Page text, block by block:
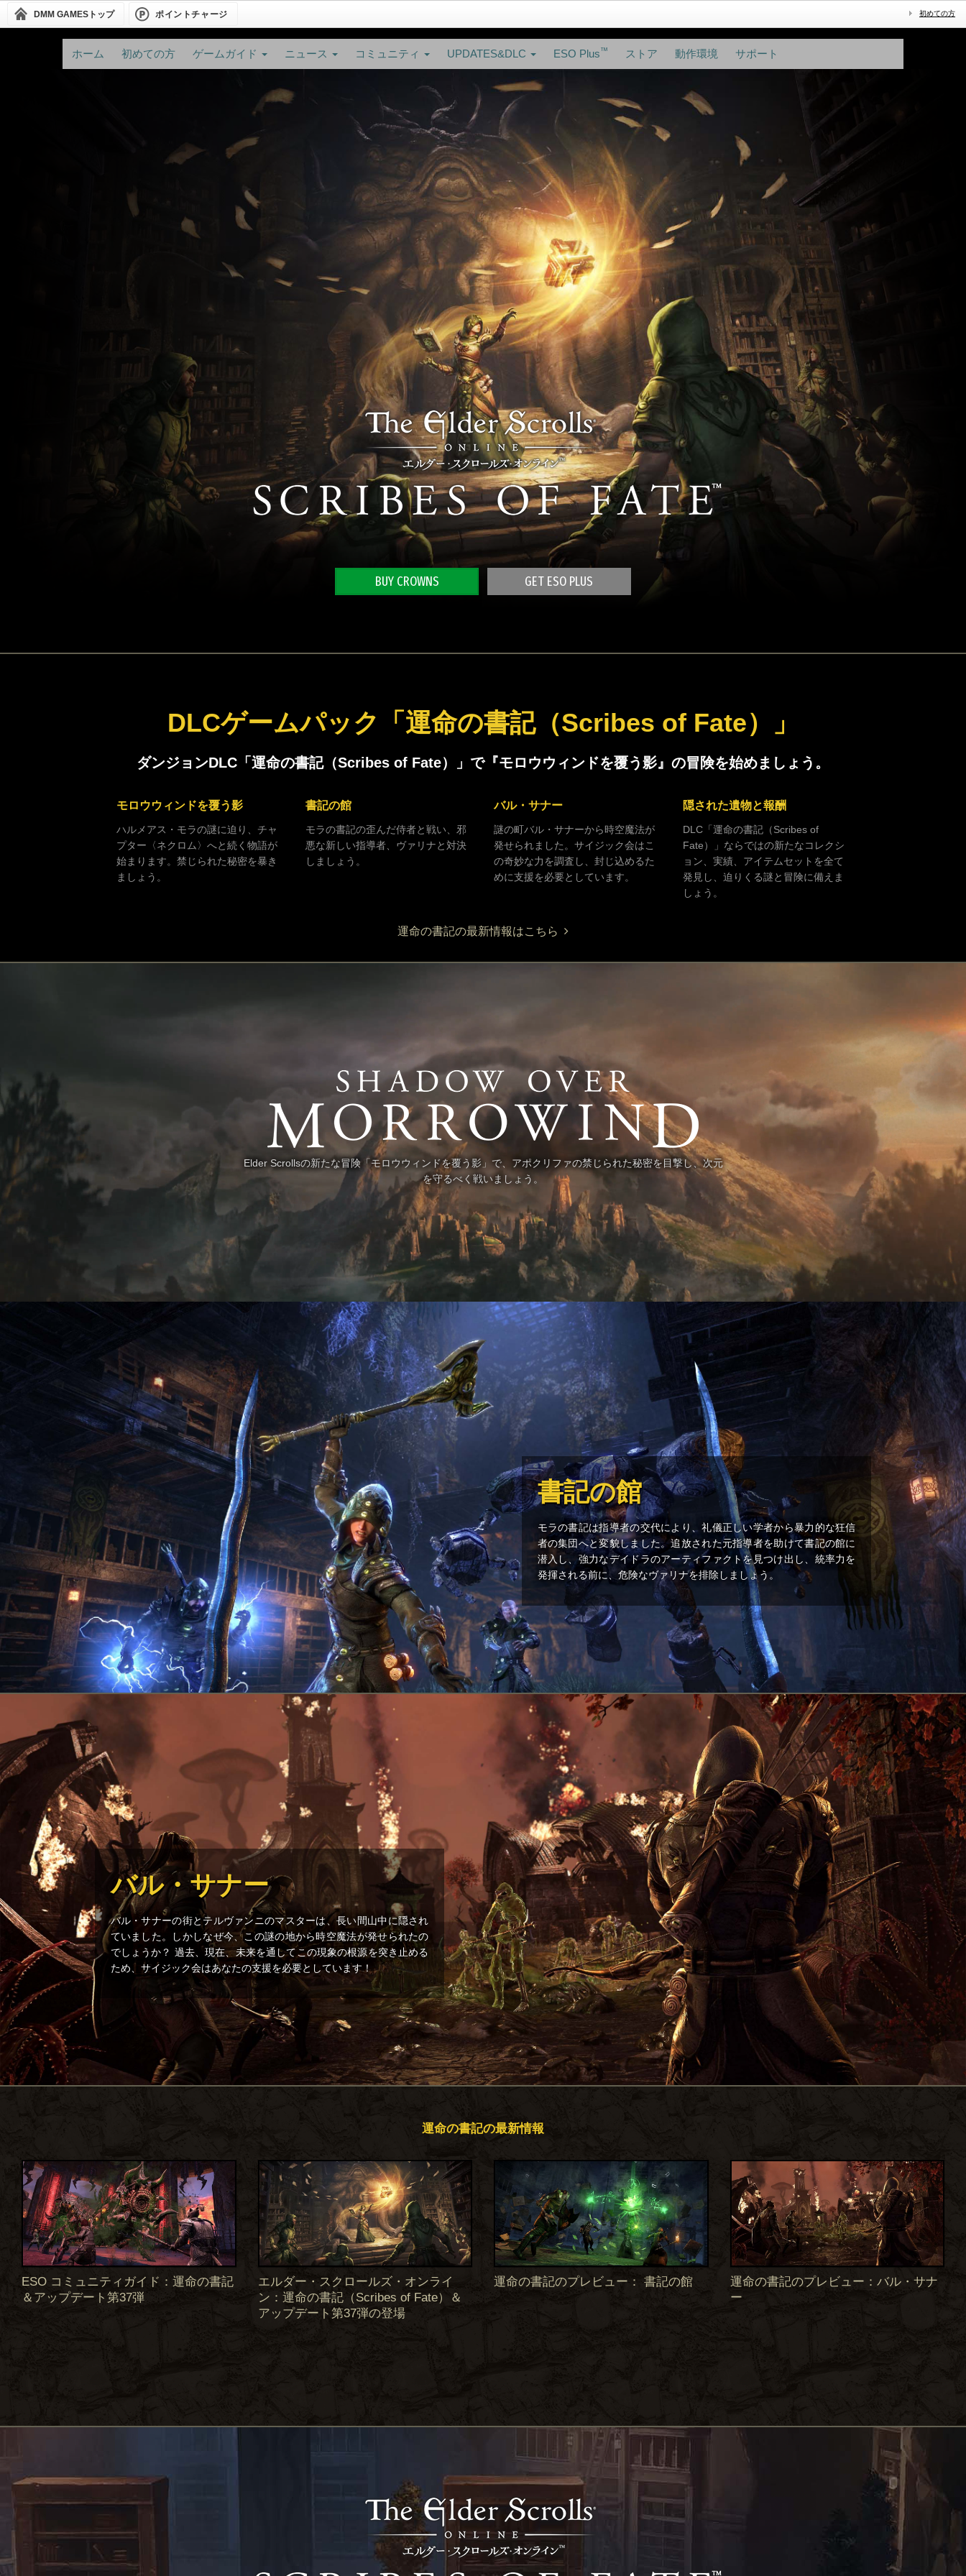
DMM GAMES トップ ポイントチャージ 初めての方
ホーム 初めての方 ゲームガイド ニュース コミュニティ UPDATES&DLC ESO Plus™ ストア 動作環境 サポート
BUY CROWNS GET ESO PLUS
DLCゲームパック「運命の書記（Scribes of Fate）」
ダンジョンDLC「運命の書記（Scribes of Fate）」で『モロウウィンドを覆う影』の冒険を始めましょう。
モロウウィンドを覆う影
ハルメアス・モラの謎に迫り、チャ
プター〈ネクロム〉へと続く物語が
始まります。禁じられた秘密を暴き
ましょう。
書記の館
モラの書記の歪んだ侍者と戦い、邪
悪な新しい指導者、ヴァリナと対決
しましょう。
バル・サナー
謎の町バル・サナーから時空魔法が
発せられました。サイジック会はこ
の奇妙な力を調査し、封じ込めるた
めに支援を必要としています。
隠された遺物と報酬
DLC「運命の書記（Scribes of
Fate）」ならではの新たなコレクシ
ョン、実績、アイテムセットを全て
発見し、迫りくる謎と冒険に備えま
しょう。
運命の書記の最新情報はこちら
Elder Scrollsの新たな冒険「モロウウィンドを覆う影」で、アポクリファの禁じられた秘密を目撃し、次元
を守るべく戦いましょう。
書記の館
モラの書記は指導者の交代により、礼儀正しい学者から暴力的な狂信
者の集団へと変貌しました。追放された元指導者を助けて書記の館に
潜入し、強力なデイドラのアーティファクトを見つけ出し、統率力を
発揮される前に、危険なヴァリナを排除しましょう。
バル・サナー
バル・サナーの街とテルヴァンニのマスターは、長い間山中に隠され
ていました。しかしなぜ今、この謎の地から時空魔法が発せられたの
でしょうか？ 過去、現在、未来を通してこの現象の根源を突き止める
ため、サイジック会はあなたの支援を必要としています！
運命の書記の最新情報
ESO コミュニティガイド：運命の書記
＆アップデート第37弾
エルダー・スクロールズ・オンライ
ン：運命の書記（Scribes of Fate）＆
アップデート第37弾の登場
運命の書記のプレビュー： 書記の館
運命の書記のプレビュー：バル・サナ
ー